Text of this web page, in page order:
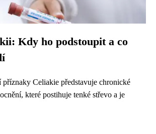
Kdy ho podstoupit a co
příznaky Celiakie představuje chronické
které postihuje tenké střevo a je